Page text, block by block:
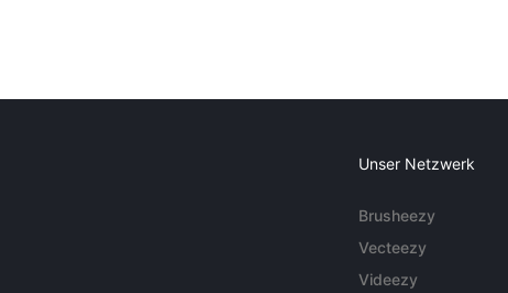
Unser Netzwerk
Brusheezy
Vecteezy
Videezy